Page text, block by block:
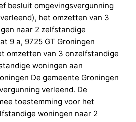
besluit omgevingsvergunning
het omzetten van 3
naar 2 zelfstandige
9 a, 9725 GT Groningen
omzetten van 3 onzelfstandige
woningen aan
De gemeente Groningen
verleend. De
toestemming voor het
woningen naar 2